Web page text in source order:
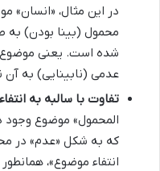
در این مثال،
محمول (بینا بودن) به
شده است. یعنی
عدمی (نابینایی) به
تفاوت با سالبه به
المحمول» موضوع
که به شکل «عدم» در
انتفاء موضوع»،